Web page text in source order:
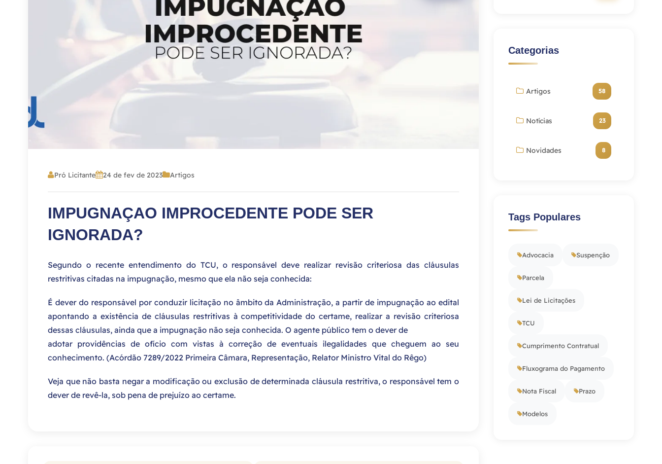
Pró Licitante 24 de fev de 2023 Artigos
IMPUGNAÇAO IMPROCEDENTE PODE SER
IGNORADA?
Segundo o recente entendimento do TCU, o responsável deve realizar revisão criteriosa das cláusulas
restritivas citadas na impugnação, mesmo que ela não seja conhecida:
É dever do responsável por conduzir licitação no âmbito da Administração, a partir de impugnação ao edital
apontando a existência de cláusulas restritivas à competitividade do certame, realizar a revisão criteriosa
dessas cláusulas, ainda que a impugnação não seja conhecida. O agente público tem o dever de
adotar providências de ofício com vistas à correção de eventuais ilegalidades que cheguem ao seu
conhecimento. (Acórdão 7289/2022 Primeira Câmara, Representação, Relator Ministro Vital do Rêgo)
Veja que não basta negar a modificação ou exclusão de determinada cláusula restritiva, o responsável tem o
dever de revê-la, sob pena de prejuízo ao certame.
Categorias
Artigos 58
Notícias 23
Novidades 8
Tags Populares
Advocacia Suspenção
Parcela
Lei de Licitações
TCU
Cumprimento Contratual
Fluxograma do Pagamento
Nota Fiscal Prazo
Modelos